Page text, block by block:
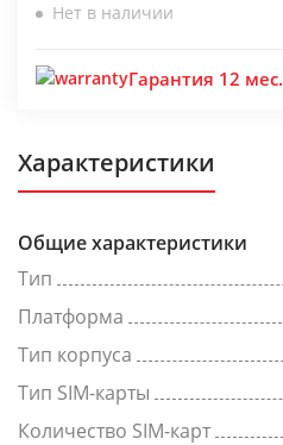
Нет в наличии
Гарантия 12 мес.
Характеристики
Общие характеристики
Тип
Платформа
Тип корпуса
Тип SIM-карты
Количество SIM-карт